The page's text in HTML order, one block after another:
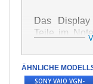
Das
Teile im
auf höchste
Er dient zur
Bildern in
seiner
ÄHNLICHE
SONY VAIO VGN-